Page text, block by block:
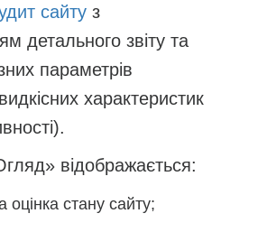
сайту з
детального звіту та
параметрів
характеристик
відображається:
оцінка стану сайту;